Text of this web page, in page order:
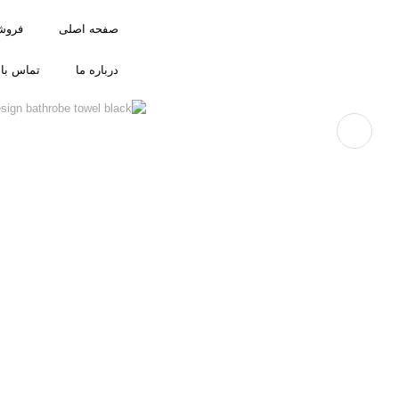
صفحه اصلی
درباره ما تماس با